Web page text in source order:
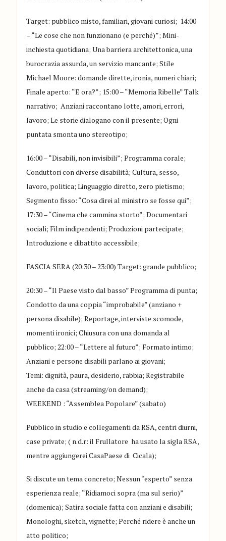
Target: pubblico misto, familiari, giovani curiosi; 14:00
– “Le cose che non funzionano (e perché)”;Mini-
inchiesta quotidiana;Una barriera architettonica, una
burocrazia assurda, un servizio mancante;Stile
Michael Moore: domande dirette, ironia, numeri chiari;
Finale aperto: “E ora?”; 15:00 – “Memoria Ribelle”Talk
narrativo;Anziani raccontano lotte, amori, errori,
lavoro;Le storie dialogano con il presente;Ogni
puntata smonta uno stereotipo;
16:00 – “Disabili, non invisibili”;Programma corale;
Conduttori con diverse disabilità;Cultura, sesso,
lavoro, politica;Linguaggio diretto, zero pietismo;
Segmento fisso: “Cosa direi al ministro se fosse qui”;
17:30 – “Cinema che cammina storto”;Documentari
sociali;Film indipendenti;Produzioni partecipate;
Introduzione e dibattito accessibile;
FASCIA SERA (20:30 – 23:00) Target: grande pubblico;
20:30 – “Il Paese visto dal basso”Programma di punta;
Condotto da una coppia “improbabile” (anziano +
persona disabile);Reportage, interviste scomode,
momenti ironici;Chiusura con una domanda al
pubblico;22:00 – “Lettere al futuro”;Formato intimo;
Anziani e persone disabili parlano ai giovani;
Temi: dignità, paura, desiderio, rabbia;Registrabile
anche da casa (streaming/on demand);
WEEKEND : “Assemblea Popolare” (sabato)
Pubblico in studio e collegamenti da RSA, centri diurni,
case private; ( n.d.r: il Frullatore ha usato la sigla RSA,
mentre aggiungerei CasaPaese di Cicala);
Si discute un tema concreto;Nessun “esperto” senza
esperienza reale; “Ridiamoci sopra (ma sul serio)”
(domenica);Satira sociale fatta con anziani e disabili;
Monologhi, sketch, vignette;Perché ridere è anche un
atto politico;